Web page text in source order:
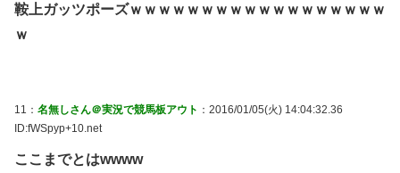
鞍上ガッツポーズｗｗｗｗｗｗｗｗｗｗｗｗｗｗｗｗｗｗ
ｗ
11： 名無しさん＠実況で競馬板アウト ：2016/01/05(火) 14:04:32.36
ID:fWSpyp+10.net
ここまでとはwwww